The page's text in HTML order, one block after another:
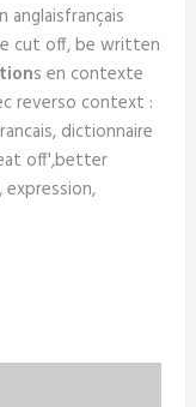
cut off, be written
s en contexte
reverso context :
dictionnaire
off',better